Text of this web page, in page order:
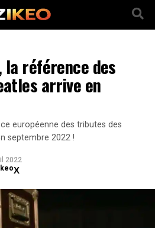
la référence des
arrive en
européenne des tributes des
septembre 2022 !
2022